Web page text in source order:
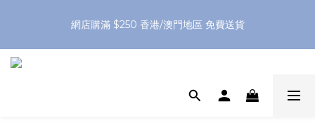
網店購滿 $250 香港/澳門地區 免費送貨
XPay（先買後付 免息分 3 期）- 新用戶首次消費滿 HK$100 即